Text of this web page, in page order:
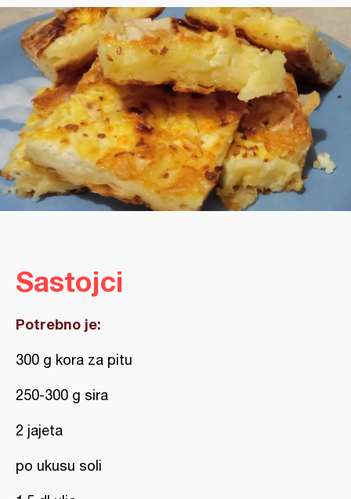
Sastojci
Potrebno je:
300 g kora za pitu
250-300 g sira
2 jajeta
po ukusu soli